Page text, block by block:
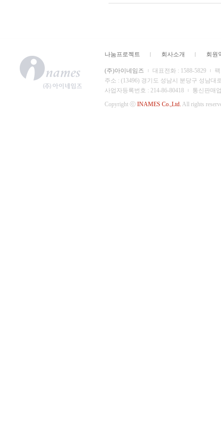
나눔프로젝트 회사소개 회원
(주)아이네임즈 대표전화 : 1588-5829
주소 : (13496) 경기도 성남시 분당구 성남대
사업자등록번호 : 214-86-80418
통신판매
Copyright ⓒ INAMES Co.,Ltd. All rights